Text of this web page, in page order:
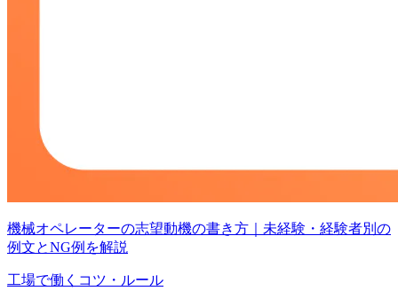
機械オペレーターの志望動機の書き方｜未経験・経験者別の
例文とNG例を解説
工場で働くコツ・ルール